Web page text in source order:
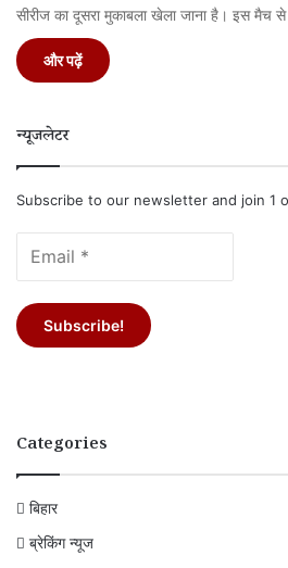
सीरीज का दूसरा मुकाबला खेला जाना है। इस मैच
और पढ़ें
न्यूजलेटर
Subscribe to our newsletter and join 1
Categories
बिहार
ब्रेकिंग न्यूज